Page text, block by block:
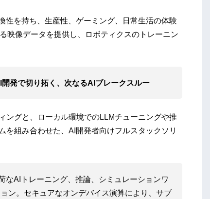
性を持ち、生産性、ゲーミング、日常生活の体験
映像データを提供し、ロボティクスのトレーニン
発で切り拓く、次なるAIブレークスルー
ングと、ローカル環境でのLLMチューニングや推
組み合わせた、AI開発者向けフルスタックソリ
なAIトレーニング、推論、シミュレーションワ
ン。セキュアなオンデバイス演算により、サブ